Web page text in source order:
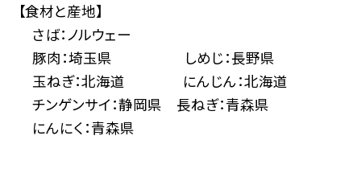
【食材と産地】
さば：ノルウェー
豚肉：埼玉県 しめじ：長野県
玉ねぎ：北海道 にんじん：北海道
チンゲンサイ：静岡県 長ねぎ：青森県
にんにく：青森県